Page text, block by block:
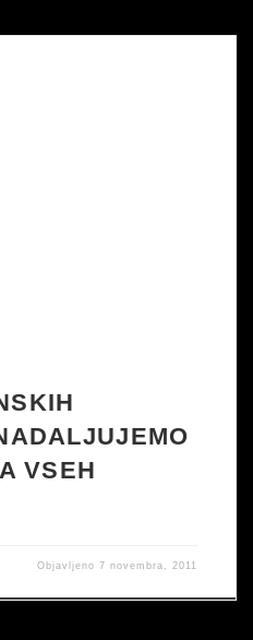
VSEH
Objavljeno7 novembra, 2011